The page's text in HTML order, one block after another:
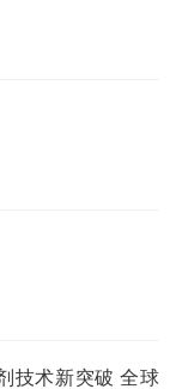
技术新突破 全球